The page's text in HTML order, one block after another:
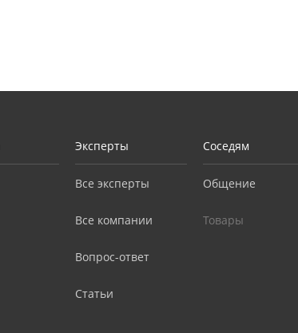
Эксперты
Все эксперты
Все компании
Вопрос-ответ
Статьи
Соседям
Общение
Товары